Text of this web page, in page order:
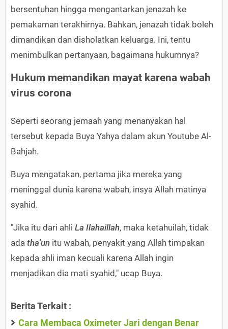
bersentuhan hingga mengantarkan jenazah ke
pemakaman terakhirnya. Bahkan, jenazah tidak boleh
dimandikan dan disholatkan keluarga. Ini, tentu
menimbulkan pertanyaan, bagaimana hukumnya?
Hukum memandikan mayat karena wabah
virus corona
Seperti seorang jemaah yang menanyakan hal
tersebut kepada Buya Yahya dalam akun Youtube Al-
Bahjah.
Buya mengatakan, pertama jika mereka yang
meninggal dunia karena wabah, insya Allah matinya
syahid.
"Jika itu dari ahli La Ilahaillah, maka ketahuilah, tidak
ada tha'un itu wabah, penyakit yang Allah timpakan
kepada ahli iman kecuali karena Allah ingin
menjadikan dia mati syahid," ucap Buya.
Berita Terkait :
Cara Membaca Oximeter Jari dengan Benar